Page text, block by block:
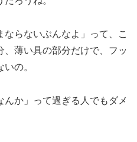
ならないぶんなよ」って、こ
薄い具の部分だけで、フッ
の。
んか」って過ぎる人でもダメ